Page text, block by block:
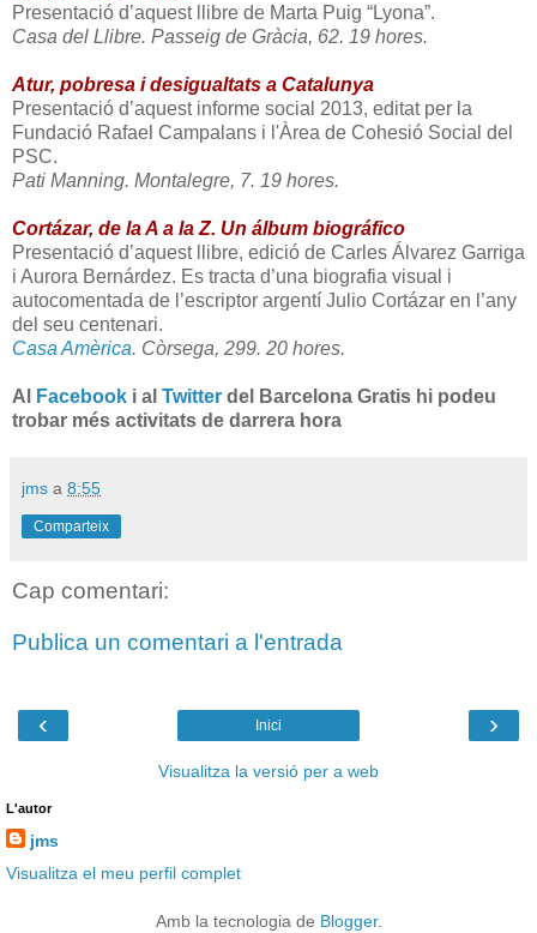
Presentació d’aquest llibre de Marta Puig “Lyona”.
Casa del Llibre. Passeig de Gràcia, 62. 19 hores.
Atur, pobresa i desigualtats a Catalunya
Presentació d’aquest informe social 2013, editat per la
Fundació Rafael Campalans i l'Àrea de Cohesió Social del
PSC.
Pati Manning. Montalegre, 7. 19 hores.
Cortázar, de la A a la Z. Un álbum biográfico
Presentació d’aquest llibre, edició de Carles Álvarez Garriga
i Aurora Bernárdez. Es tracta d’una biografia visual i
autocomentada de l’escriptor argentí Julio Cortázar en l’any
del seu centenari.
Casa Amèrica. Còrsega, 299. 20 hores.
Al Facebook i al Twitter del Barcelona Gratis hi podeu
trobar més activitats de darrera hora
jms a 8:55
Comparteix
Cap comentari:
Publica un comentari a l'entrada
‹ ›
Inici
Visualitza la versió per a web
L'autor
jms
Visualitza el meu perfil complet
Amb la tecnologia de Blogger.